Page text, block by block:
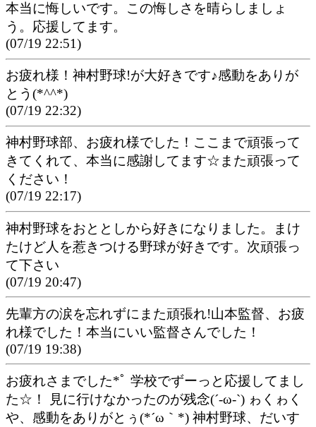
本当に悔しいです。この悔しさを晴らしましょ
う。応援してます。
(07/19 22:51)
お疲れ様！神村野球!が大好きです♪感動をありが
とう(*^^*)
(07/19 22:32)
神村野球部、お疲れ様でした！ここまで頑張って
きてくれて、本当に感謝してます☆また頑張って
ください！
(07/19 22:17)
神村野球をおととしから好きになりました。まけ
たけど人を惹きつける野球が好きです。次頑張っ
て下さい
(07/19 20:47)
先輩方の涙を忘れずにまた頑張れ!山本監督、お疲
れ様でした！本当にいい監督さんでした！
(07/19 19:38)
お疲れさまでした*ﾟ 学校でずーっと応援してまし
た☆！ 見に行けなかったのが残念(´-ω-`) ゎくゎく
や、感動をありがとぅ(*´ω｀*) 神村野球、だいす